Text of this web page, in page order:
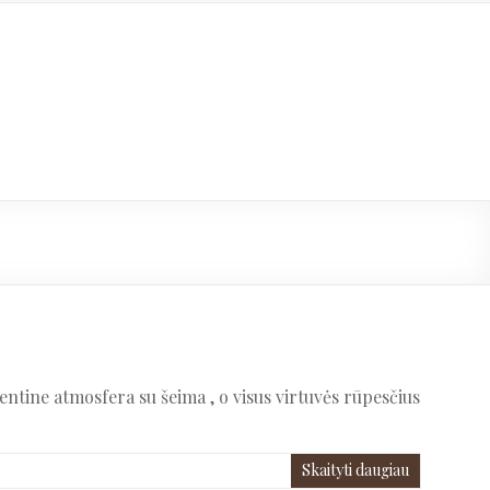
atmosfera su šeima , o visus virtuvės rūpesčius
Skaityti daugiau